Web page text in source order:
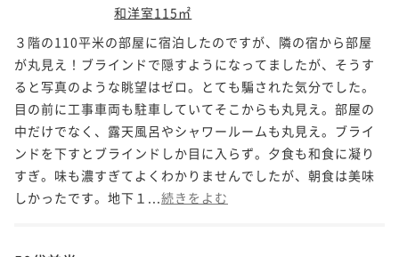
和洋室115㎡
３階の110平米の部屋に宿泊したのですが、隣の宿から部屋
が丸見え！ブラインドで隠すようになってましたが、そうす
ると写真のような眺望はゼロ。とても騙された気分でした。
目の前に工事車両も駐車していてそこからも丸見え。部屋の
中だけでなく、露天風呂やシャワールームも丸見え。ブライ
ンドを下すとブラインドしか目に入らず。夕食も和食に凝り
すぎ。味も濃すぎてよくわかりませんでしたが、朝食は美味
しかったです。地下１... 続きをよむ